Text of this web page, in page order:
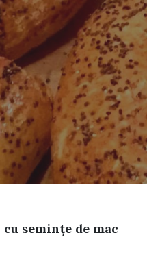
semințe de mac